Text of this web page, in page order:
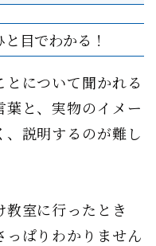
目でわかる！
について聞かれる
と、実物のイメー
説明するのが難し
室に行ったとき
っぱりわかりません